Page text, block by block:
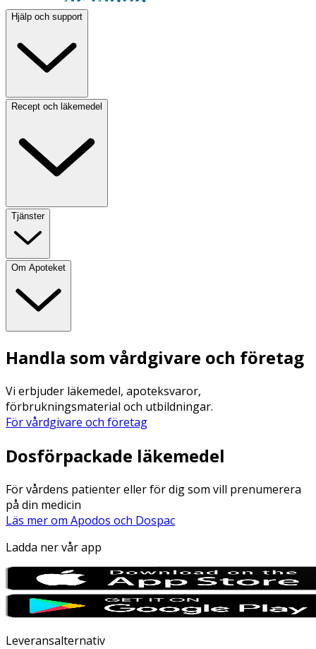
Hjälp och support
Recept och läkemedel
Tjänster
Om Apoteket
Handla som vårdgivare och företag
Vi erbjuder läkemedel, apoteksvaror,
förbrukningsmaterial och utbildningar.
För vårdgivare och företag
Dosförpackade läkemedel
För vårdens patienter eller för dig som vill prenumerera
på din medicin
Läs mer om Apodos och Dospac
Ladda ner vår app
Leveransalternativ